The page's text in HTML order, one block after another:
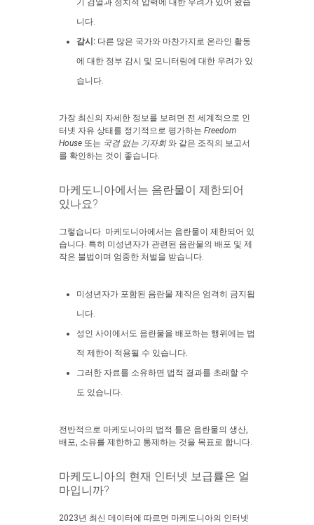
기 검열과 정치적 압력에 대한 우려가 있어 왔습
니다.
감시: 다른 많은 국가와 마찬가지로 온라인 활동
에 대한 정부 감시 및 모니터링에 대한 우려가 있
습니다.
가장 최신의 자세한 정보를 보려면 전 세계적으로 인
터넷 자유 상태를 정기적으로 평가하는 Freedom
House 또는 국경 없는 기자회와 같은 조직의 보고서
를 확인하는 것이 좋습니다.
마케도니아에서는 음란물이 제한되어
있나요?
그렇습니다. 마케도니아에서는 음란물이 제한되어 있
습니다. 특히 미성년자가 관련된 음란물의 배포 및 제
작은 불법이며 엄중한 처벌을 받습니다.
미성년자가 포함된 음란물 제작은 엄격히 금지됩
니다.
성인 사이에서도 음란물을 배포하는 행위에는 법
적 제한이 적용될 수 있습니다.
그러한 자료를 소유하면 법적 결과를 초래할 수
도 있습니다.
전반적으로 마케도니아의 법적 틀은 음란물의 생산,
배포, 소유를 제한하고 통제하는 것을 목표로 합니다.
마케도니아의 현재 인터넷 보급률은 얼
마입니까?
2023년 최신 데이터에 따르면 마케도니아의 인터넷